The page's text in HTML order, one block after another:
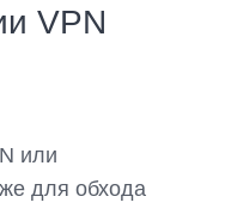
VPN
или
для обхода